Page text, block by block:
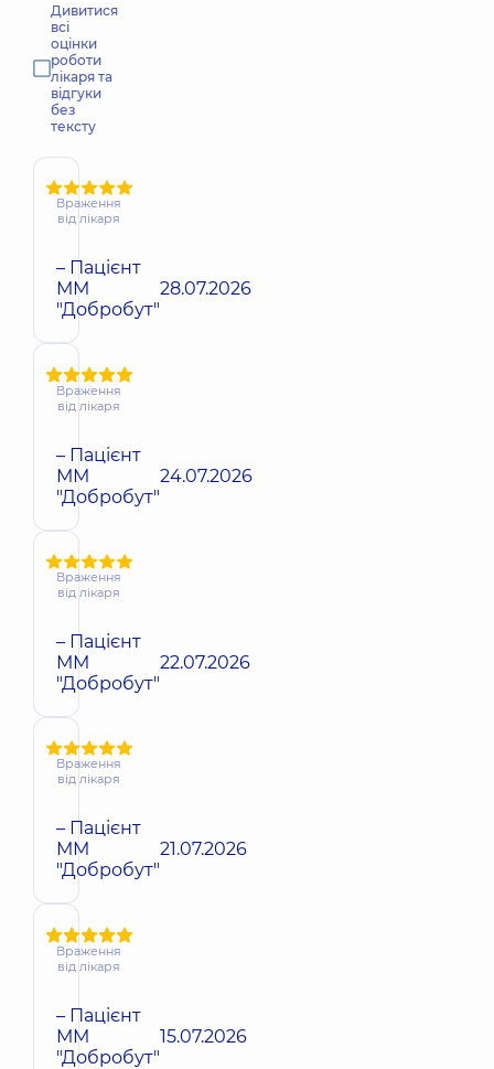
Дивитися
всі
оцінки
роботи
лікаря та
відгуки
без
тексту
Враження
від лікаря
– Пацієнт
ММ
"Добробут"
28.07.2026
Враження
від лікаря
– Пацієнт
ММ
"Добробут"
24.07.2026
Враження
від лікаря
– Пацієнт
ММ
"Добробут"
22.07.2026
Враження
від лікаря
– Пацієнт
ММ
"Добробут"
21.07.2026
Враження
від лікаря
– Пацієнт
ММ
"Добробут"
15.07.2026